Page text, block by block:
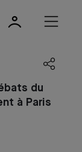
du
à Paris